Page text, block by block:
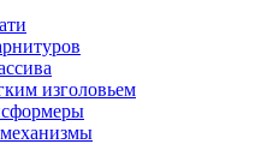
изголовьем